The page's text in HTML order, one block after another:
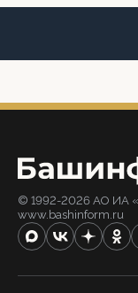
© 1992-2026 АО ИА
www.bashinform.ru